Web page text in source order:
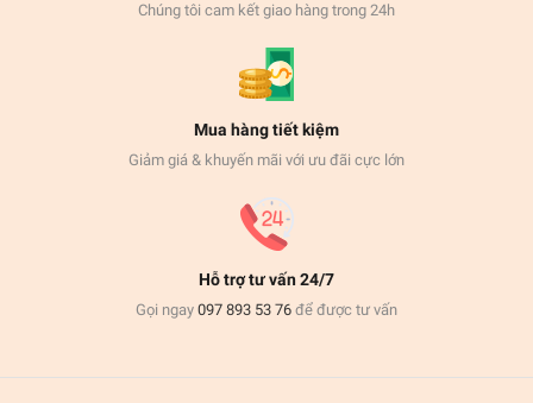
Chúng tôi cam kết giao hàng trong 24h
Mua hàng tiết kiệm
Giảm giá & khuyến mãi với ưu đãi cực lớn
Hỗ trợ tư vấn 24/7
Gọi ngay 097 893 53 76 để được tư vấn